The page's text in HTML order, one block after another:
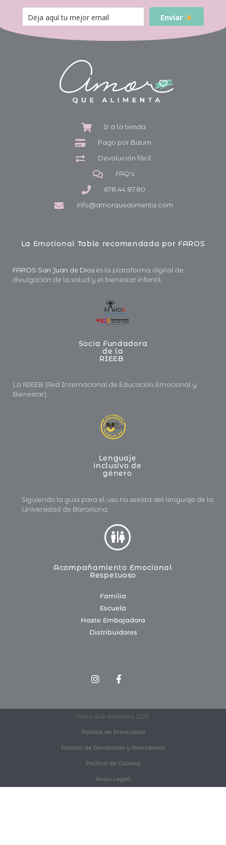
Enviar
Ir a la tienda
Pago por Bizum
Devolución fácil
FAQ's
678.44.87.80
info@amorquealimenta.com
La Emotional Table recomendada por FAROS
FAROS San Juan de Dioses la plataforma digital de
divulgación de la salud y el bienestar infantil.
Socia Fundadora
de la
RIEEB
La RIEEB (Red Internacional de Educación Emocional y
Bienestar).
Lenguaje
inclusivo de
género
Siguiendo la guía para el uso no sexista del lenguaje de la
Universidad de Barcelona.
Acompañamiento Emocional
Respetuoso
Familia
Escuela
Hazte Embajadora
Distribuidores
Amor Que Alimenta, 2026
Política de Privacidad
Política de Devolución y Reembolso
Política de Cookies
Aviso Legal